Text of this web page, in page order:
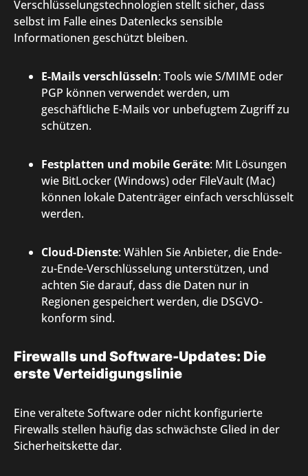
Verschlüsselungstechnologien stellt sicher, dass
selbst im Falle eines Datenlecks sensible
Informationen geschützt bleiben.
E-Mails verschlüsseln: Tools wie S/MIME oder
PGP können verwendet werden, um
geschäftliche E-Mails vor unbefugtem Zugriff zu
schützen.
Festplatten und mobile Geräte: Mit Lösungen
wie BitLocker (Windows) oder FileVault (Mac)
können lokale Datenträger einfach verschlüsselt
werden.
Cloud-Dienste: Wählen Sie Anbieter, die Ende-
zu-Ende-Verschlüsselung unterstützen, und
achten Sie darauf, dass die Daten nur in
Regionen gespeichert werden, die DSGVO-
konform sind.
Firewalls und Software-Updates: Die
erste Verteidigungslinie
Eine veraltete Software oder nicht konfigurierte
Firewalls stellen häufig das schwächste Glied in der
Sicherheitskette dar.